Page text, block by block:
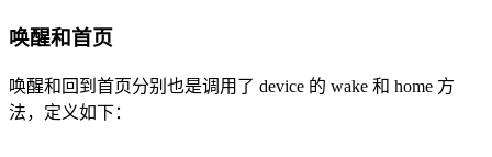
唤醒和首页
唤醒和回到首页分别也是调用了 device 的 wake 和 home 方
法，定义如下：